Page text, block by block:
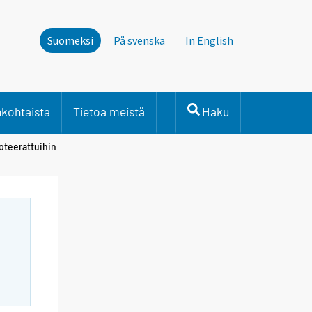
Suomeksi På svenska In English
Tietoa meistä Haku